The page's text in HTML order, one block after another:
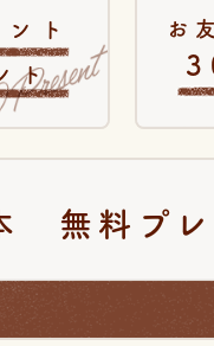
ト
ト
お
無料プ